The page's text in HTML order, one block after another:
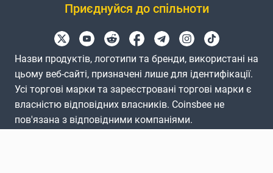
Приєднуйся до спільноти
Назви продуктів, логотипи та бренди, використані на
цьому веб-сайті, призначені лише для ідентифікації.
Усі торгові марки та зареєстровані торгові марки є
власністю відповідних власників. Coinsbee не
пов'язана з відповідними компаніями.